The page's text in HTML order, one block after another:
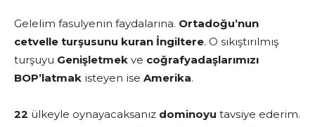
Gelelim fasulyenin faydalarına. Ortadoğu’nun
cetvelle turşusunu kuran İngiltere. O sıkıştırılmış
turşuyu Genişletmek ve coğrafyadaşlarımızı
BOP’latmak isteyen ise Amerika.
22 ülkeyle oynayacaksanız dominoyu tavsiye ederim.